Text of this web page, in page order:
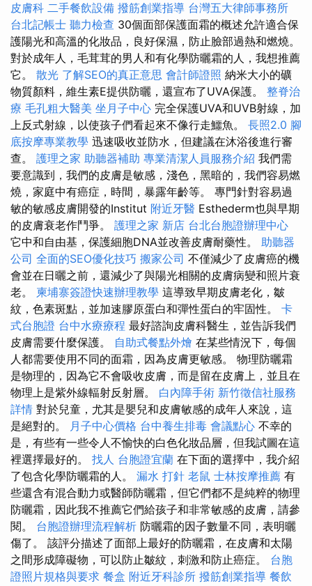
皮膚科 二手餐飲設備 撥筋創業指導 台灣五大律師事務所
台北記帳士 聽力檢查 30個面部保護面霜的概述允許適合保
護陽光和高溫的化妝品，良好保濕，防止臉部過熱和燃燒。
對於成年人，毛茸茸的男人和有化學防曬霜的人，我想推薦
它。 散光 了解SEO的真正意思 會計師證照 納米大小的礦
物質顏料，維生素E提供防曬，還宣布了UVA保護。 整脊治
療 毛孔粗大醫美 坐月子中心 完全保護UVA和UVB射線，加
上反式射線，以使孩子們看起來不像行走鱷魚。 長照2.0 腳
底按摩專業教學 迅速吸收並防水，但建議在沐浴後進行審
查。 護理之家 助聽器補助 專業清潔人員服務介紹 我們需
要意識到，我們的皮膚是敏感，淺色，黑暗的，我們容易燃
燒，家庭中有癌症，時間，暴露年齡等。 專門針對容易過
敏的敏感皮膚開發的Institut 附近牙醫 Esthederm也與早期
的皮膚衰老作鬥爭。 護理之家 新店 台北台胞證辦理中心
它中和自由基，保護細胞DNA並改善皮膚耐藥性。 助聽器
公司 全面的SEO優化技巧 搬家公司 不僅減少了皮膚癌的機
會並在日曬之前，還減少了與陽光相關的皮膚病變和照片衰
老。 柬埔寨簽證快速辦理教學 這導致早期皮膚老化，皺
紋，色素斑點，並加速膠原蛋白和彈性蛋白的牢固性。 卡
式台胞證 台中水療療程 最好諮詢皮膚科醫生，並告訴我們
皮膚需要什麼保護。 自助式餐點外燴 在某些情況下，每個
人都需要使用不同的面霜，因為皮膚更敏感。 物理防曬霜
是物理的，因為它不會吸收皮膚，而是留在皮膚上，並且在
物理上是紫外線輻射反射層。 白內障手術 新竹徵信社服務
詳情 對於兒童，尤其是嬰兒和皮膚敏感的成年人來說，這
是絕對的。 月子中心價格 台中養生排毒 會議點心 不幸的
是，有些有一些令人不愉快的白色化妝品層，但我試圖在這
裡選擇最好的。 找人 台胞證宜蘭 在下面的選擇中，我介紹
了包含化學防曬霜的人。 漏水 打針 老鼠 士林按摩推薦 有
些還含有混合動力或醫師防曬霜，但它們都不是純粹的物理
防曬霜，因此我不推薦它們給孩子和非常敏感的皮膚，請參
閱。 台胞證辦理流程解析 防曬霜的因子數量不同，表明曬
傷了。 該評分描述了面部上最好的防曬霜，在皮膚和太陽
之間形成障礙物，可以防止皺紋，刺激和防止癌症。 台胞
證照片規格與要求 餐盒 附近牙科診所 撥筋創業指導 餐飲